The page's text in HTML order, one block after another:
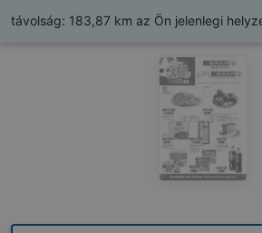
távolság: 183,87 km az Ön jelenlegi